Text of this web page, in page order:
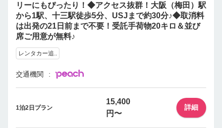
リーにもぴったり！◆アクセス抜群！大阪（梅田）駅
から1駅、十三駅徒歩5分、USJまで約30分♪◆取消料
は出発の21日前まで不要！受託手荷物20キロ＆並び
席ご用意が無料♪
レンタカー追..
交通機関
1泊2日プラン
15,400
円〜
詳細